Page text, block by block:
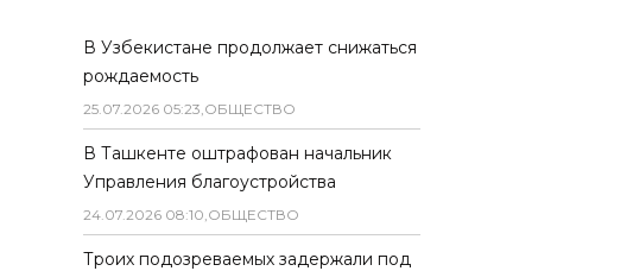
В Узбекистане продолжает снижаться
рождаемость
25.07.2026 05:23,ОБЩЕСТВО
В Ташкенте оштрафован начальник
Управления благоустройства
24.07.2026 08:10,ОБЩЕСТВО
Троих подозреваемых задержали под